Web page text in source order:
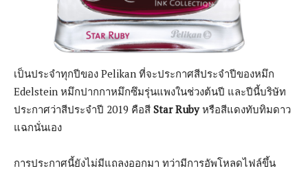
เป็นประจำทุกปีของ Pelikan ที่จะประกาศสีประจำปีของหมึก
Edelstein หมึกปากกาหมึกซึมรุ่นแพงในช่วงต้นปี และปีนี้บริษัท
ประกาศว่าสีประจำปี 2019 คือสี Star Rubyหรือสีแดงทับทิมดาว
แฉกนั่นเอง
การประกาศนี้ยังไม่มีแถลงออกมา ทว่ามีการอัพโหลดไฟล์ขึ้น